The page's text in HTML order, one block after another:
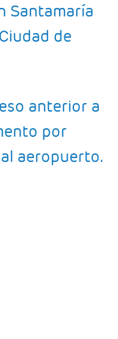
Santamaría
de
anterior a
por
aeropuerto.